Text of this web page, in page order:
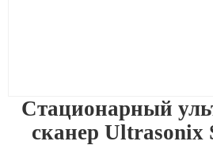
Стационарный
сканер Ultrasonix